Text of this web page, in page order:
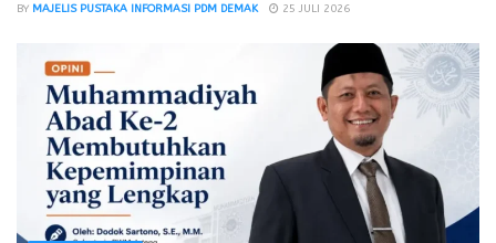
BY MAJELIS PUSTAKA INFORMASI PDM DEMAK 25 JULI 2026